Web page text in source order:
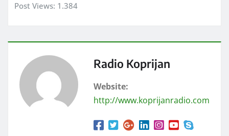
Post Views: 1.384
Radio Koprijan
Website:
http://www.koprijanradio.com